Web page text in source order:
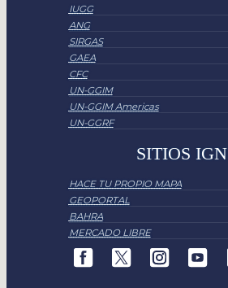
IUGG
ANG
SIRGAS
GAEA
CFC
UN-GGIM
UN-GGIM Americas
UN-GGRF
SITIOS IGN
HACE TU PROPIO MAPA
GEOPORTAL
BAHRA
MERCADO LIBRE